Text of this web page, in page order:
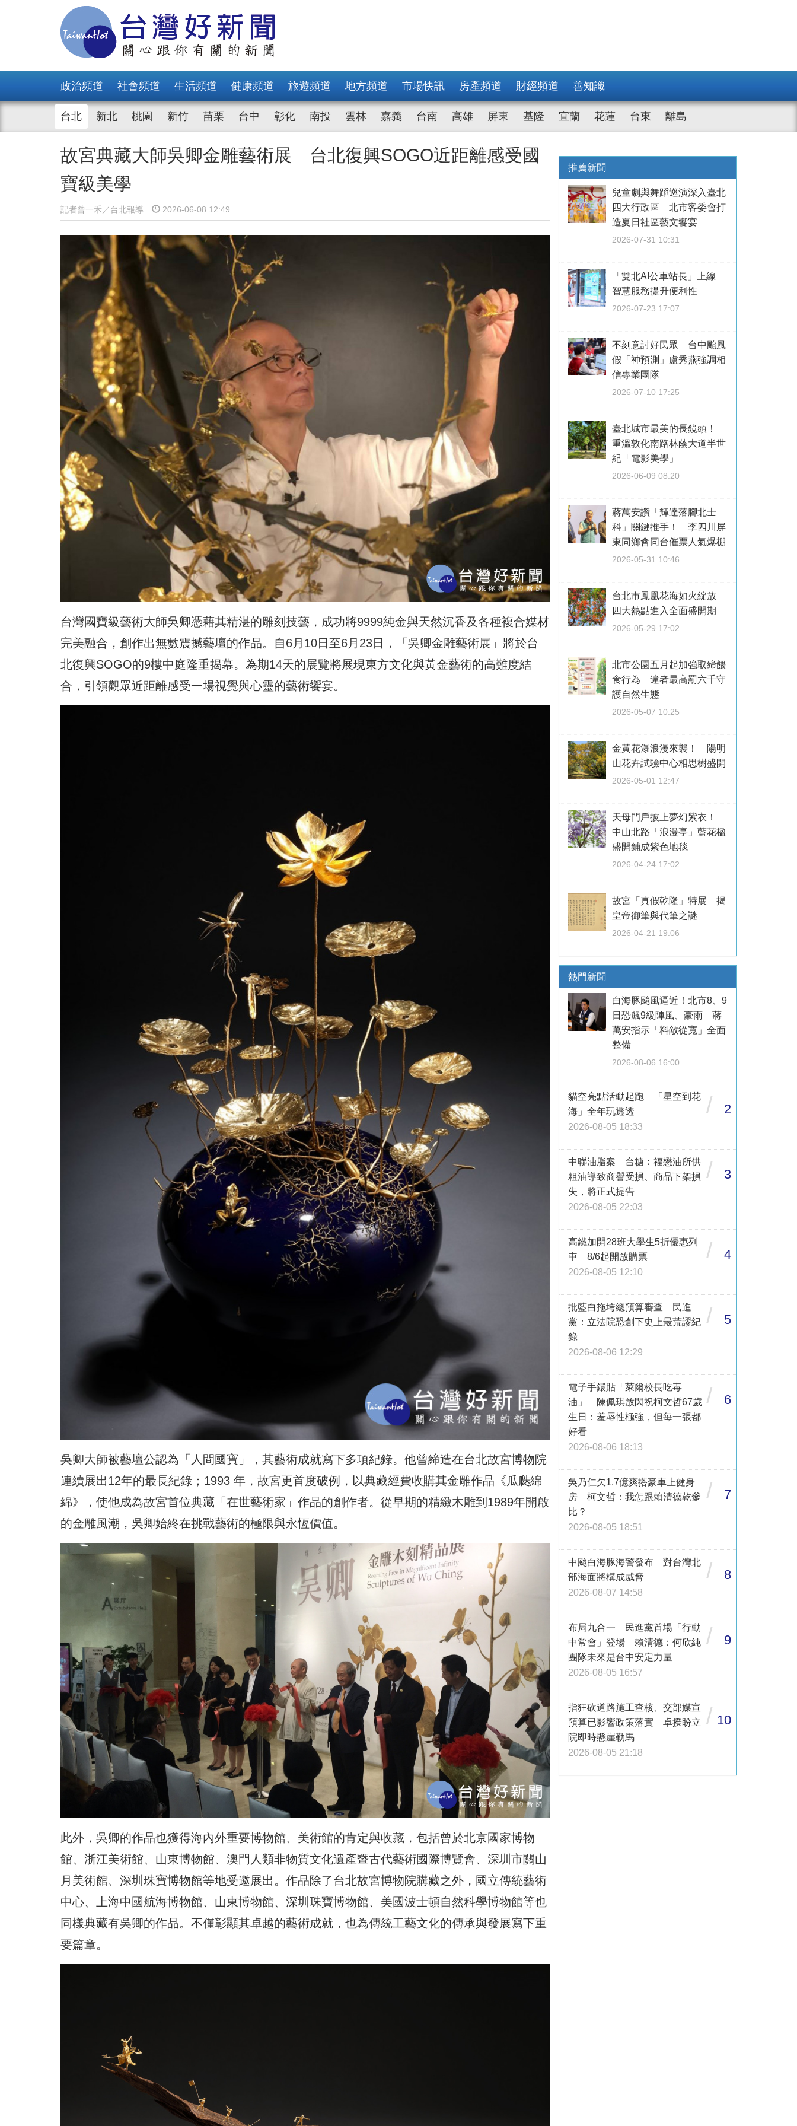
政治頻道 社會頻道 生活頻道 健康頻道 旅遊頻道 地方頻道 市場快訊 房產頻道 財經頻道 善知識
台北 新北 桃園 新竹 苗栗 台中 彰化 南投 雲林 嘉義 台南 高雄 屏東 基隆 宜蘭 花蓮 台東 離島
故宮典藏大師吳卿金雕藝術展 台北復興SOGO近距離感受國
寶級美學
記者曾一禾／台北報導 2026-06-08 12:49
台灣國寶級藝術大師吳卿憑藉其精湛的雕刻技藝，成功將9999純金與天然沉香及各種複合媒材
完美融合，創作出無數震撼藝壇的作品。自6月10日至6月23日，「吳卿金雕藝術展」將於台
北復興SOGO的9樓中庭隆重揭幕。為期14天的展覽將展現東方文化與黃金藝術的高難度結
合，引領觀眾近距離感受一場視覺與心靈的藝術饗宴。
吳卿大師被藝壇公認為「人間國寶」，其藝術成就寫下多項紀錄。他曾締造在台北故宮博物院
連續展出12年的最長紀錄；1993 年，故宮更首度破例，以典藏經費收購其金雕作品《瓜瓞綿
綿》，使他成為故宮首位典藏「在世藝術家」作品的創作者。從早期的精緻木雕到1989年開啟
的金雕風潮，吳卿始終在挑戰藝術的極限與永恆價值。
此外，吳卿的作品也獲得海內外重要博物館、美術館的肯定與收藏，包括曾於北京國家博物
館、浙江美術館、山東博物館、澳門人類非物質文化遺產暨古代藝術國際博覽會、深圳市關山
月美術館、深圳珠寶博物館等地受邀展出。作品除了台北故宮博物院購藏之外，國立傳統藝術
中心、上海中國航海博物館、山東博物館、深圳珠寶博物館、美國波士頓自然科學博物館等也
同樣典藏有吳卿的作品。不僅彰顯其卓越的藝術成就，也為傳統工藝文化的傳承與發展寫下重
要篇章。
推薦新聞
兒童劇與舞蹈巡演深入臺北
四大行政區 北市客委會打
造夏日社區藝文饗宴
2026-07-31 10:31
「雙北AI公車站長」上線
智慧服務提升便利性
2026-07-23 17:07
不刻意討好民眾 台中颱風
假「神預測」盧秀燕強調相
信專業團隊
2026-07-10 17:25
臺北城市最美的長鏡頭！
重溫敦化南路林蔭大道半世
紀「電影美學」
2026-06-09 08:20
蔣萬安讚「輝達落腳北士
科」關鍵推手！ 李四川屏
東同鄉會同台催票人氣爆棚
2026-05-31 10:46
台北市鳳凰花海如火綻放
四大熱點進入全面盛開期
2026-05-29 17:02
北市公園五月起加強取締餵
食行為 違者最高罰六千守
護自然生態
2026-05-07 10:25
金黃花瀑浪漫來襲！ 陽明
山花卉試驗中心相思樹盛開
2026-05-01 12:47
天母門戶披上夢幻紫衣！
中山北路「浪漫亭」藍花楹
盛開鋪成紫色地毯
2026-04-24 17:02
故宮「真假乾隆」特展 揭
皇帝御筆與代筆之謎
2026-04-21 19:06
熱門新聞
白海豚颱風逼近！北市8、9
日恐飆9級陣風、豪雨 蔣
萬安指示「料敵從寬」全面
整備
2026-08-06 16:00
貓空亮點活動起跑 「星空到花
海」全年玩透透
2026-08-05 18:33
/ 2
中聯油脂案 台糖︰福懋油所供
粗油導致商譽受損、商品下架損
失，將正式提告
2026-08-05 22:03
/ 3
高鐵加開28班大學生5折優惠列
車 8/6起開放購票
2026-08-05 12:10
/ 4
批藍白拖垮總預算審查 民進
黨：立法院恐創下史上最荒謬紀
錄
2026-08-06 12:29
/ 5
電子手鐶貼「萊爾校長吃毒
油」 陳佩琪放閃祝柯文哲67歲
生日：羞辱性極強，但每一張都
好看
2026-08-06 18:13
/ 6
吳乃仁欠1.7億爽搭豪車上健身
房 柯文哲：我怎跟賴清德乾爹
比？
2026-08-05 18:51
/ 7
中颱白海豚海警發布 對台灣北
部海面將構成威脅
2026-08-07 14:58
/ 8
布局九合一 民進黨首場「行動
中常會」登場 賴清德：何欣純
團隊未來是台中安定力量
2026-08-05 16:57
/ 9
指狂砍道路施工查核、交部媒宣
預算已影響政策落實 卓揆盼立
院即時懸崖勒馬
2026-08-05 21:18
/ 10